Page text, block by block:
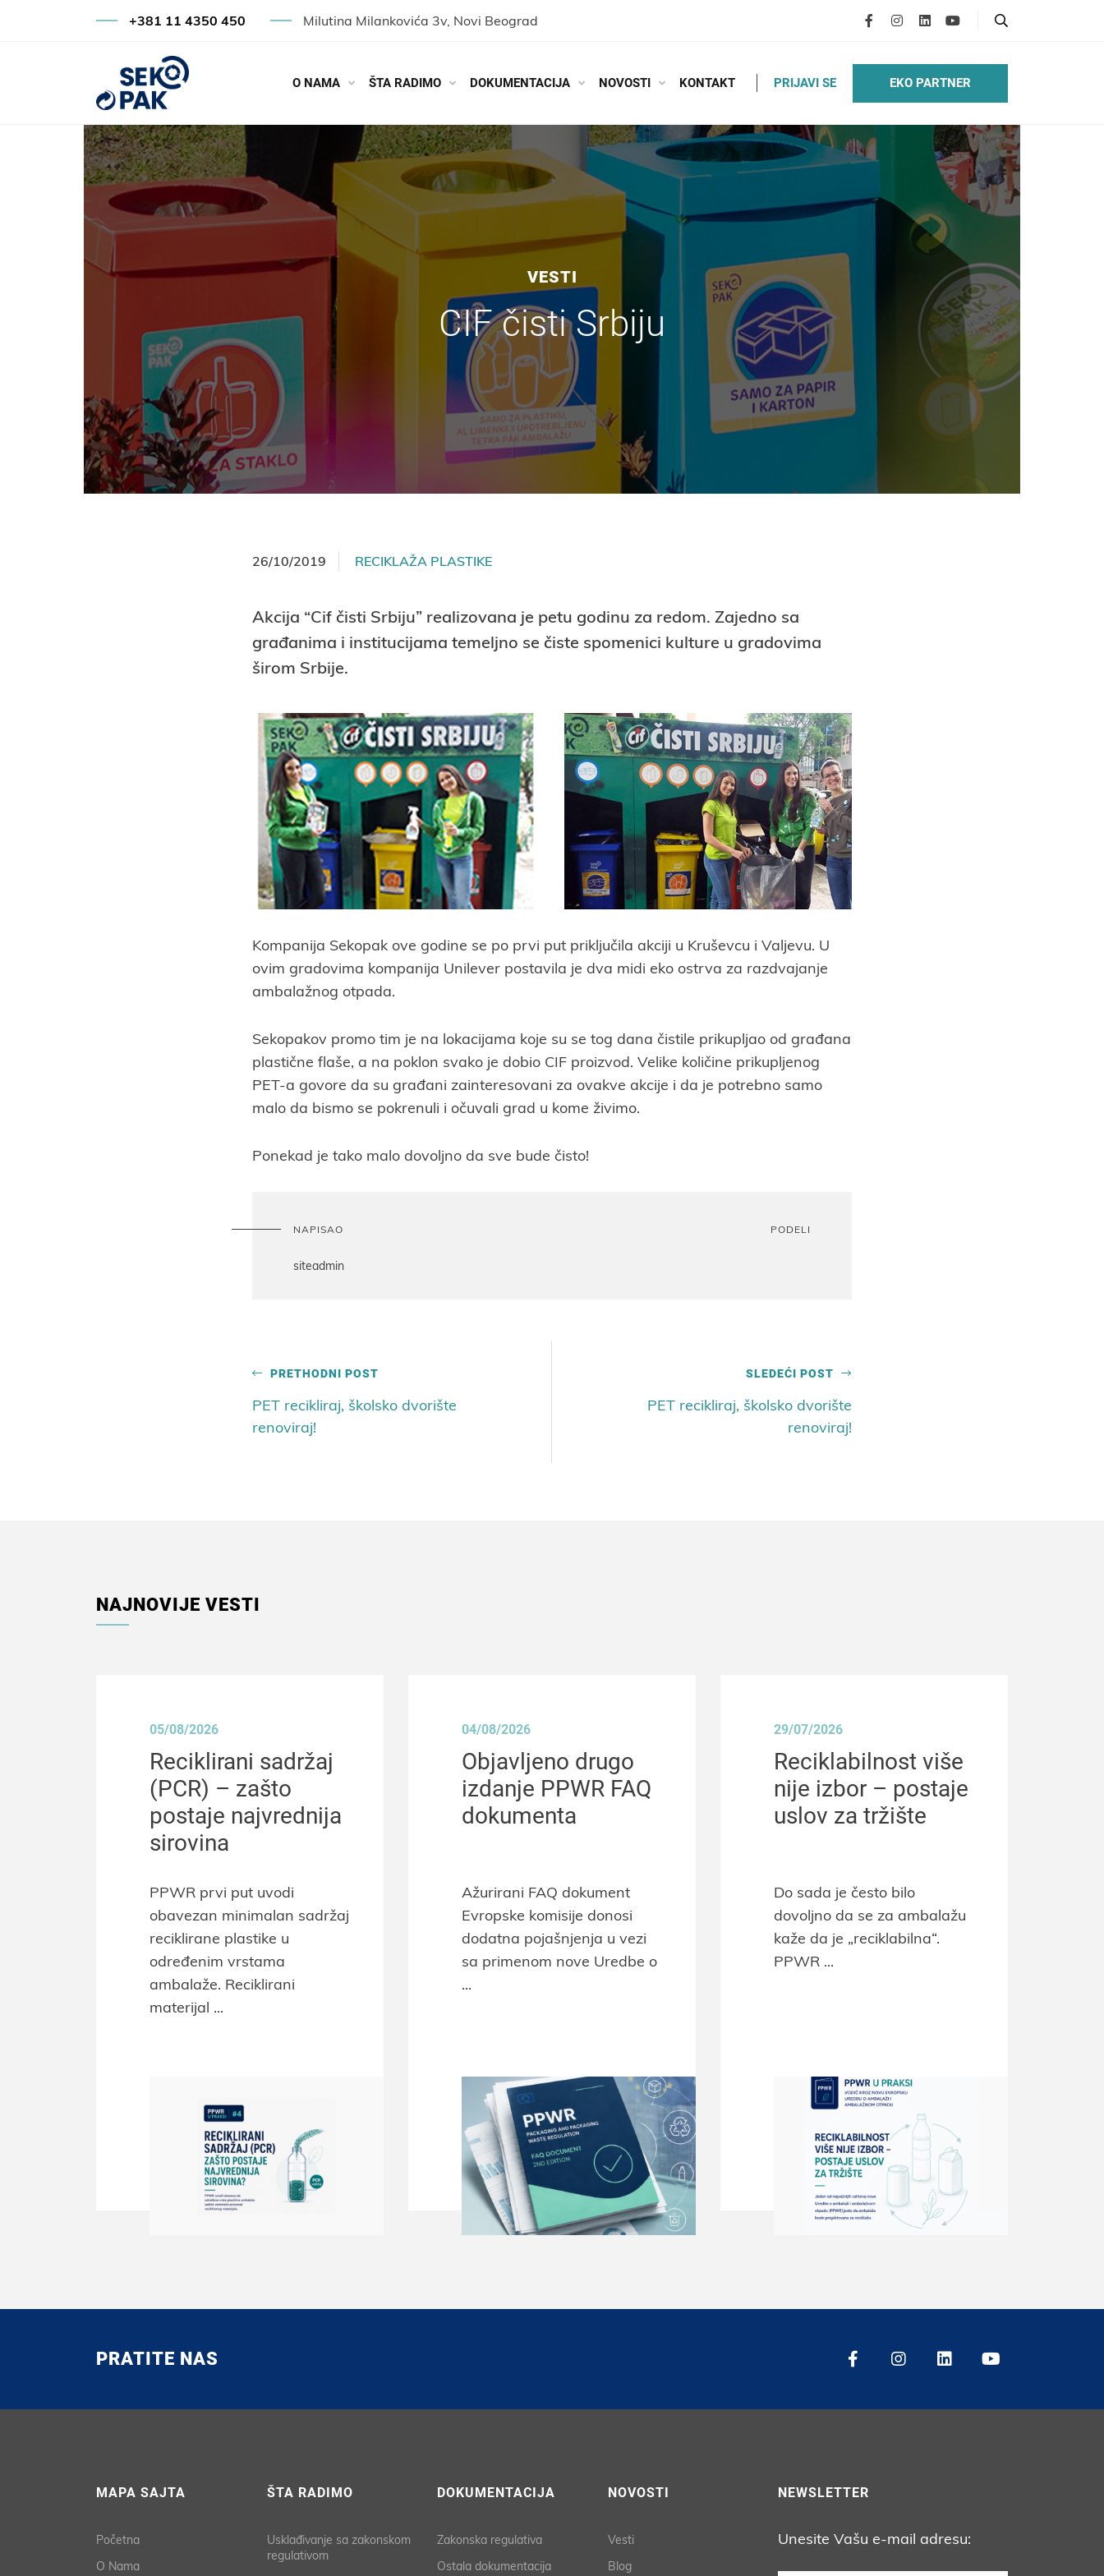
+381 11 4350 450 Milutina Milankovića 3v, Novi Beograd
O NAMA ŠTA RADIMO DOKUMENTACIJA NOVOSTI KONTAKT PRIJAVI SE EKO PARTNER
VESTI
CIF čisti Srbiju
26/10/2019 RECIKLAŽA PLASTIKE
Akcija “Cif čisti Srbiju” realizovana je petu godinu za redom. Zajedno sa
građanima i institucijama temeljno se čiste spomenici kulture u gradovima
širom Srbije.
Kompanija Sekopak ove godine se po prvi put priključila akciji u Kruševcu i Valjevu. U
ovim gradovima kompanija Unilever postavila je dva midi eko ostrva za razdvajanje
ambalažnog otpada.
Sekopakov promo tim je na lokacijama koje su se tog dana čistile prikupljao od građana
plastične flaše, a na poklon svako je dobio CIF proizvod. Velike količine prikupljenog
PET-a govore da su građani zainteresovani za ovakve akcije i da je potrebno samo
malo da bismo se pokrenuli i očuvali grad u kome živimo.
Ponekad je tako malo dovoljno da sve bude čisto!
NAPISAO
siteadmin
PODELI
PRETHODNI POST
PET recikliraj, školsko dvorište
renoviraj!
SLEDEĆI POST
PET recikliraj, školsko dvorište
renoviraj!
NAJNOVIJE VESTI
05/08/2026
Reciklirani sadržaj
(PCR) – zašto
postaje najvrednija
sirovina
PPWR prvi put uvodi
obavezan minimalan sadržaj
reciklirane plastike u
određenim vrstama
ambalaže. Reciklirani
materijal
04/08/2026
Objavljeno drugo
izdanje PPWR FAQ
dokumenta
Ažurirani FAQ dokument
Evropske komisije donosi
dodatna pojašnjenja u vezi
sa primenom nove Uredbe o
29/07/2026
Reciklabilnost više
nije izbor – postaje
uslov za tržište
Do sada je često bilo
dovoljno da se za ambalažu
kaže da je „reciklabilna“.
PPWR
PRATITE NAS
MAPA SAJTA
Početna
O Nama
ŠTA RADIMO
Usklađivanje sa zakonskom
regulativom
DOKUMENTACIJA
Zakonska regulativa
Ostala dokumentacija
NOVOSTI
Vesti
Blog
NEWSLETTER
Unesite Vašu e-mail adresu: